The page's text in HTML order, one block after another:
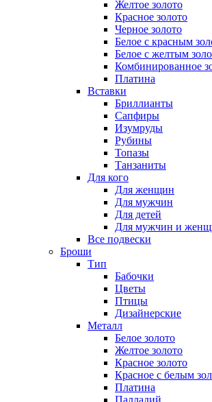
Желтое золото
Красное золото
Черное золото
Белое с красным
Белое с желтым
Комбинированное
Платина
Вставки
Бриллианты
Сапфиры
Изумруды
Рубины
Топазы
Танзаниты
Для кого
Для женщин
Для мужчин
Для детей
Для мужчин и
Все подвески
Броши
Тип
Бабочки
Цветы
Птицы
Дизайнерские
Металл
Белое золото
Желтое золото
Красное золото
Красное с белым
Платина
Палладий